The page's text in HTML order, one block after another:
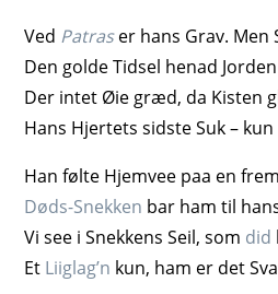
Ved Patraser hans Grav. Men
Den golde Tidsel henad
Der intet Øie græd, da Kisten
Hans Hjertets sidste Suk –
Han følte Hjemvee paa en
Døds-Snekken bar ham til
Vi see i Snekkens Seil, som did
Et Liiglag’n kun, ham er det